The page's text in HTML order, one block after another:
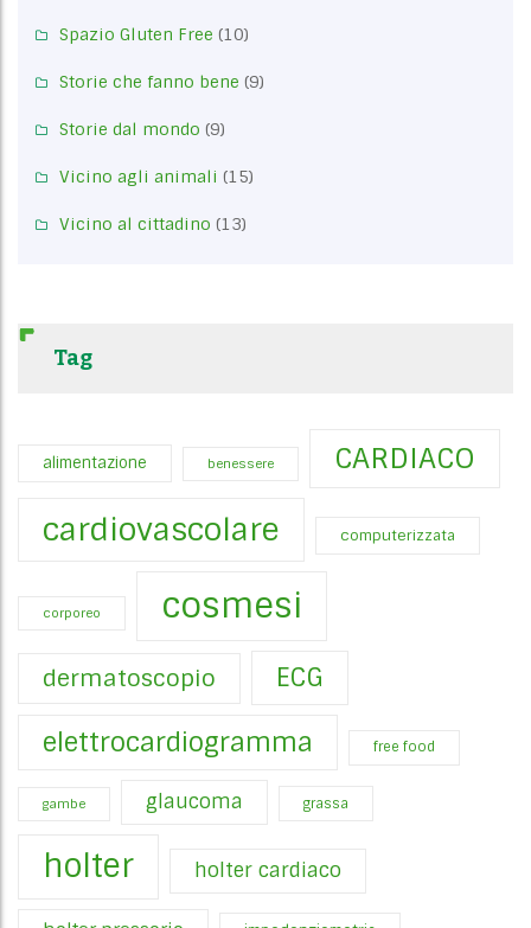
Spazio Gluten Free (10)
Storie che fanno bene (9)
Storie dal mondo (9)
Vicino agli animali (15)
Vicino al cittadino (13)
Tag
alimentazione benessere CARDIACO
cardiovascolare computerizzata
corporeo cosmesi
dermatoscopio ECG
elettrocardiogramma free food
gambe glaucoma grassa
holter holter cardiaco